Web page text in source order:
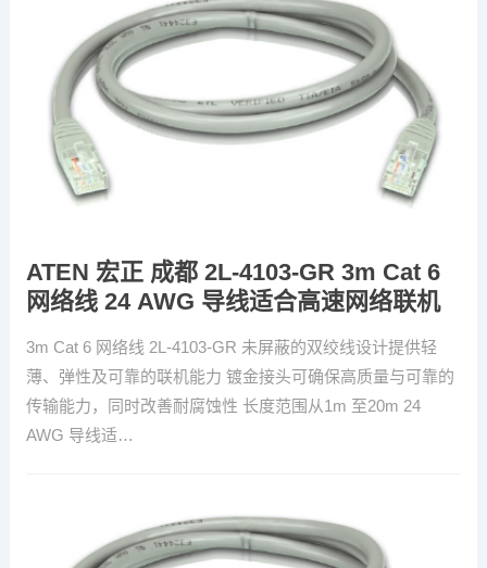
ATEN 宏正 成都 2L-4103-GR 3m Cat 6
网络线 24 AWG 导线适合高速网络联机
3m Cat 6 网络线 2L-4103-GR 未屏蔽的双绞线设计提供轻
薄、弹性及可靠的联机能力 镀金接头可确保高质量与可靠的
传输能力，同时改善耐腐蚀性 长度范围从1m 至20m 24
AWG 导线适…